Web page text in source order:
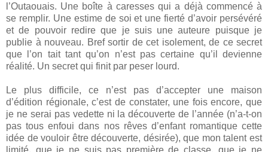
l’Outaouais. Une boîte à caresses qui a déjà commencé à
se remplir. Une estime de soi et une fierté d’avoir persévéré
et de pouvoir redire que je suis une auteure puisque je
publie à nouveau. Bref sortir de cet isolement, de ce secret
que l’on tait tant qu’on n’est pas certaine qu’il devienne
réalité. Un secret qui finit par peser lourd.
Le plus difficile, ce n’est pas d’accepter une maison
d’édition régionale, c’est de constater, une fois encore, que
je ne serai pas vedette ni la découverte de l’année (n’a-t-on
pas tous enfoui dans nos rêves d’enfant romantique cette
idée de vouloir être découverte, désirée), que mon talent est
limité, que je ne suis pas première de classe, que je ne